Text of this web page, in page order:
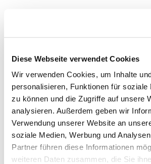
Diese Webseite verwendet Cookies
Wir verwenden Cookies, um Inhalte
personalisieren, Funktionen für soziale
zu können und die Zugriffe auf unsere
analysieren. Außerdem geben wir
Verwendung unserer Website an
soziale Medien, Werbung und
Partner führen diese Informationen
weiteren Daten zusammen, die Sie